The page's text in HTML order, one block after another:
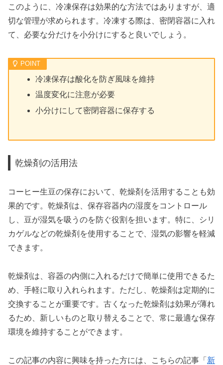
このように、冷凍保存は効果的な方法ではありますが、適
切な管理が求められます。冷凍する際は、密閉容器に入れ
て、必要な分だけを小分けにすると良いでしょう。
冷凍保存は酸化を防ぎ風味を維持
温度変化に注意が必要
小分けにして密閉容器に保存する
乾燥剤の活用法
コーヒー生豆の保存において、乾燥剤を活用することも効
果的です。乾燥剤は、保存容器内の湿度をコントロール
し、豆が湿気を吸うのを防ぐ役割を担います。特に、シリ
カゲルなどの乾燥剤を使用することで、湿気の影響を軽減
できます。
乾燥剤は、容器の内側に入れるだけで簡単に使用できるた
め、手軽に取り入れられます。ただし、乾燥剤は定期的に
交換することが重要です。古くなった乾燥剤は効果が薄れ
るため、新しいものと取り替えることで、常に最適な保存
環境を維持することができます。
この記事の内容に興味を持った方には、こちらの記事「 新